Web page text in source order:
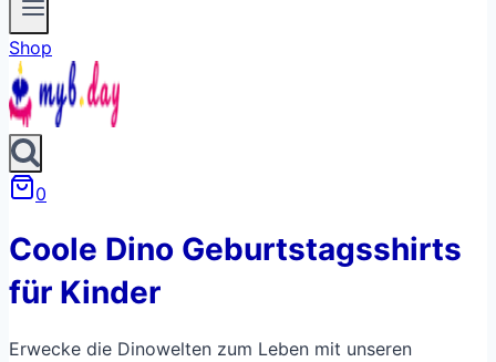
Shop
0
Coole Dino Geburtstagsshirts
für Kinder
Erwecke die Dinowelten zum Leben mit unseren